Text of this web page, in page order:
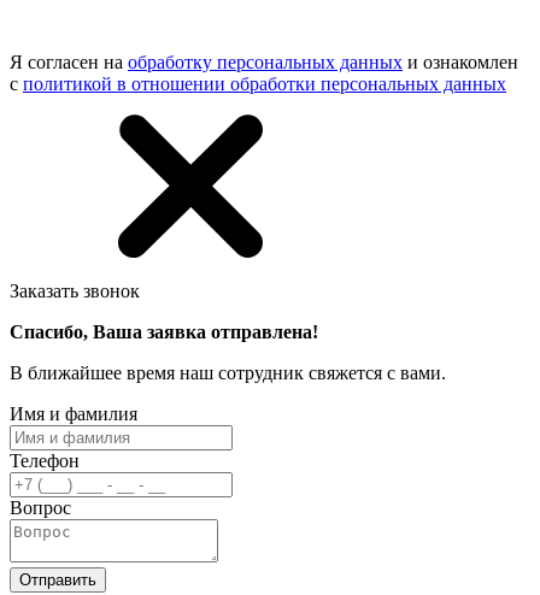
Я согласен на обработку персональных данных и ознакомлен
с политикой в отношении обработки персональных данных
Заказать звонок
Спасибо, Ваша заявка отправлена!
В ближайшее время наш сотрудник свяжется с вами.
Имя и фамилия
Телефон
Вопрос
Отправить